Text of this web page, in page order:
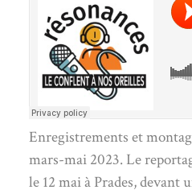
Enregistrements et
mars-mai 2023. Le
le 12 mai à Prades, devant